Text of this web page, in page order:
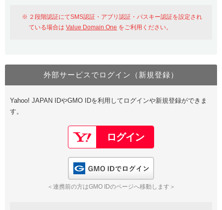
おすすめ One レンタルサーバーを含む最新の機能を使う方
Value Domain Oneにログイン
Google
GMO ID Amazon
※AmazonはValue Domain Oneのログイン画面へ遷移します
Value Domain Oneアカウント作成
以下でも登録可能
Google Yahoo!
GMO ID
２段階認証にてSMS認証・アプリ認証・パスキー認証を設定され
ている場合はValue Domain One をご利用ください。
外部サービスでログイン（新規登録）
Yahoo! JAPAN IDやGMO IDを利用してログインや新規登録ができま
す。
＜連携前の方はGMO IDのページへ移動します＞